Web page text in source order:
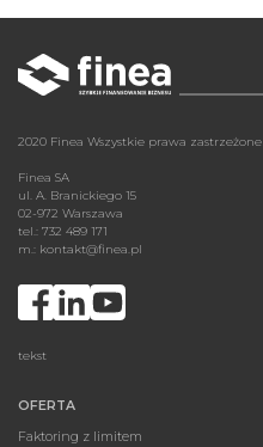
2020 Finea Wszystkie prawa zastrzeżone
Finea SA
ul. A. Branickiego 15
02-972 Warszawa
tel.: 732 489 171
m.: kontakt@finea.pl
tekst
OFERTA
Faktoring z limitem